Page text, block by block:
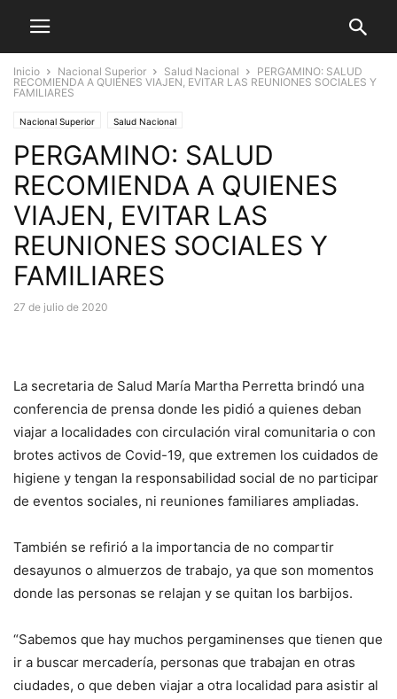
Inicio Nacional Superior Salud Nacional
PERGAMINO: SALUD
RECOMIENDA A QUIENES VIAJEN, EVITAR LAS REUNIONES SOCIALES Y
FAMILIARES
Nacional Superior Salud Nacional
PERGAMINO: SALUD
RECOMIENDA A QUIENES
VIAJEN, EVITAR LAS
REUNIONES SOCIALES Y
FAMILIARES
27 de julio de 2020
La secretaria de Salud María Martha Perretta brindó una
conferencia de prensa donde les pidió a quienes deban
viajar a localidades con circulación viral comunitaria o con
brotes activos de Covid-19, que extremen los cuidados de
higiene y tengan la responsabilidad social de no participar
de eventos sociales, ni reuniones familiares ampliadas.
También se refirió a la importancia de no compartir
desayunos o almuerzos de trabajo, ya que son momentos
donde las personas se relajan y se quitan los barbijos.
“Sabemos que hay muchos pergaminenses que tienen que
ir a buscar mercadería, personas que trabajan en otras
ciudades, o que deben viajar a otra localidad para asistir al